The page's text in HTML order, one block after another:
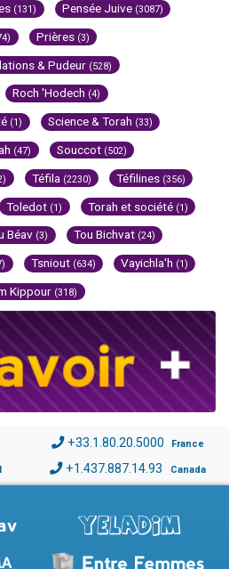
(131) Pensée Juive (3087)
Prières (3)
& Pudeur (528)
Roch 'Hodech (4)
(1) Science & Torah (33)
(47) Souccot (502)
Téfila (2230) Téfilines (356)
Toledot (1) Torah et société (1)
Béav (3) Tou Bichvat (24)
Tsniout (634) Vayichla'h (1)
Kippour (318)
+33.1.80.20.5000 France
+1.437.887.14.93 Canada